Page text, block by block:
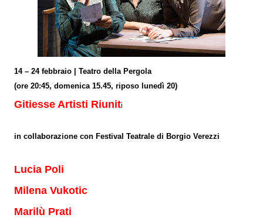
14 – 24 febbraio | Teatro della Pergola
(ore 20:45, domenica 15.45, riposo lunedì 20)
Gitiesse Artisti Riuniti
in collaborazione con Festival Teatrale di Borgio Verezzi
Lucia Poli
Milena Vukotic
Marilù Prati